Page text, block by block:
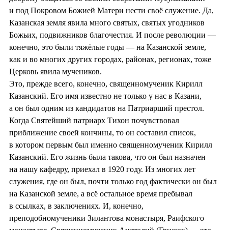
и под Покровом Божией Матери нести своё служение. Да,
Казанская земля явила много святых, святых угодников
Божьих, подвижников благочестия. И после революции —
конечно, это были тяжёлые годы — на Казанской земле,
как и во многих других городах, районах, регионах, тоже
Церковь явила мучеников.
Это, прежде всего, конечно, священномученик Кирилл
Казанский. Его имя известно не только у нас в Казани,
а он был одним из кандидатов на Патриарший престол.
Когда Святейший патриарх Тихон почувствовал
приближение своей кончины, то он составил список,
в котором первым был именно священномученик Кирилл
Казанский. Его жизнь была такова, что он был назначен
на нашу кафедру, приехал в 1920 году. Из многих лет
служения, где он был, почти только год фактически он был
на Казанской земле, а всё остальное время пребывал
в ссылках, в заключениях. И, конечно,
преподобномученики Зилантова монастыря, Раифского